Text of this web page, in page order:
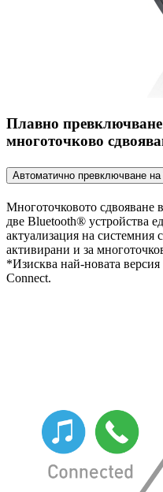
Плавно превключване
многоточково
Автоматично превключване на
Многоточковото сдвояване
две Bluetooth® устройства
актуализация на системния
активирани и за
*Изисква най-новата
Connect.